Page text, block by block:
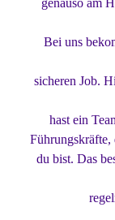
genauso am
Bei uns
sicheren Job.
hast ein
Führungskräfte,
du bist. Das